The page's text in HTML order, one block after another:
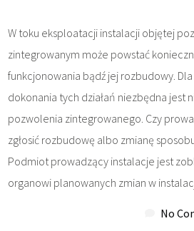
W toku eksploatacji instalacji objętej
zintegrowanym może powstać
funkcjonowania bądź jej rozbudowy.
dokonania tych działań niezbędna jest
pozwolenia zintegrowanego. Czy
zgłosić rozbudowę albo zmianę
Podmiot prowadzący instalacje jest
organowi planowanych zmian w
No